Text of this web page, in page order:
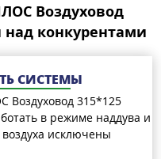
Воздуховод
конкурентами
СИСТЕМЫ
Воздуховод 315*125
в режиме наддува и
исключены